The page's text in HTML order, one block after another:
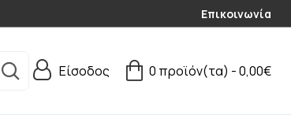
Επικοινωνία
Είσοδος 0 προϊόν(τα) - 0,00€